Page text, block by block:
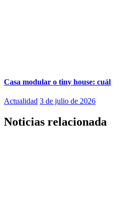
Casa modular o tiny house: cuál
Actualidad 3 de julio de 2026
Noticias relacionada